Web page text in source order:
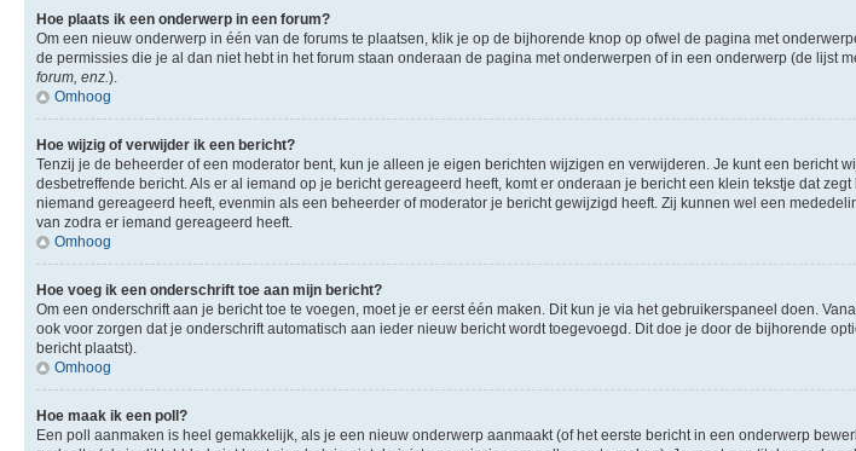
Hoe plaats ik een onderwerp in een forum?
Om een nieuw onderwerp in één van de forums te plaatsen, klik je op de bijhorende knop op ofwel de pagina met
de permissies die je al dan niet hebt in het forum staan onderaan de pagina met onderwerpen of in een onderwerp (de lijst
forum, enz.).
Omhoog
Hoe wijzig of verwijder ik een bericht?
Tenzij je de beheerder of een moderator bent, kun je alleen je eigen berichten wijzigen en verwijderen. Je kunt een bericht
desbetreffende bericht. Als er al iemand op je bericht gereageerd heeft, komt er onderaan je bericht een klein tekstje dat
niemand gereageerd heeft, evenmin als een beheerder of moderator je bericht gewijzigd heeft. Zij kunnen wel een
van zodra er iemand gereageerd heeft.
Omhoog
Hoe voeg ik een onderschrift toe aan mijn bericht?
Om een onderschrift aan je bericht toe te voegen, moet je er eerst één maken. Dit kun je via het gebruikerspaneel doen.
ook voor zorgen dat je onderschrift automatisch aan ieder nieuw bericht wordt toegevoegd. Dit doe je door de bijhorende
bericht plaatst).
Omhoog
Hoe maak ik een poll?
Een poll aanmaken is heel gemakkelijk, als je een nieuw onderwerp aanmaakt (of het eerste bericht in een onderwerp